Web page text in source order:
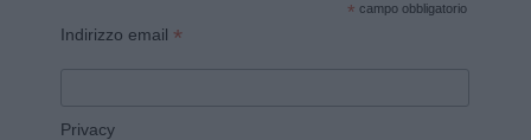
* campo obbligatorio
Indirizzo email *
Privacy